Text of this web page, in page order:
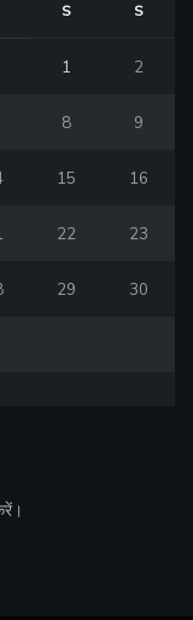
S S
1 2
8 9
15 16
22 23
29 30